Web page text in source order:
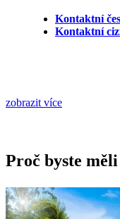
Kontaktní
Kontaktní
zobrazit více
Proč byste